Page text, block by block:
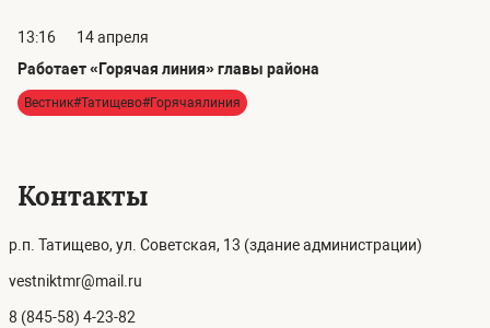
13:16
14 апреля
Работает «Горячая линия» главы района
Вестник#Татищево#Горячаялиния
Контакты
р.п. Татищево, ул. Советская, 13 (здание администрации)
vestniktmr@mail.ru
8 (845-58) 4-23-82